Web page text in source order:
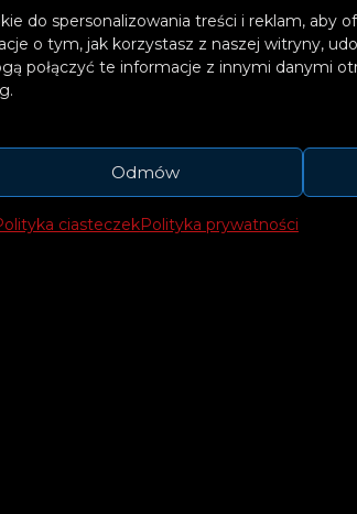
do spersonalizowania treści i reklam, aby
o tym, jak korzystasz z naszej witryny,
połączyć te informacje z innymi danymi
Odmów
ciasteczekPolityka prywatności